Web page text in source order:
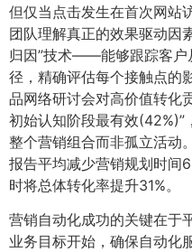
但仅当点击发生在首次网站
团队理解真正的效果驱动因
归因”技术——能够跟踪客户
径，精确评估每个接触点的
品网络研讨会对高价值转化
初始认知阶段最有效
整个营销组合而非孤立活动
报告平均减少营销规划时间
时将总体转化率提升31%。
营销自动化成功的关键在于
业务目标开始，确保自动化